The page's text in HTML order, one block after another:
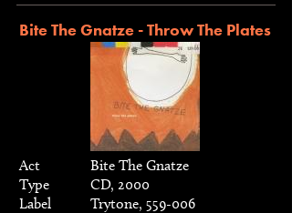
Bite The Gnatze - Throw The Plates
Act
Bite The Gnatze
Type
CD, 2000
Label
Trytone, 559-006